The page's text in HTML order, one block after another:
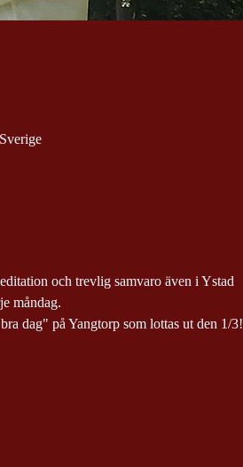
och trevlig samvaro även i Ystad
måndag.
dag" på Yangtorp som lottas ut den 1/3!